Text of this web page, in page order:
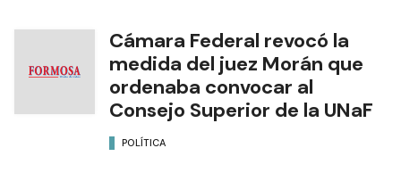
Cámara Federal revocó la
medida del juez Morán que
ordenaba convocar al
Consejo Superior de la UNaF
POLÍTICA